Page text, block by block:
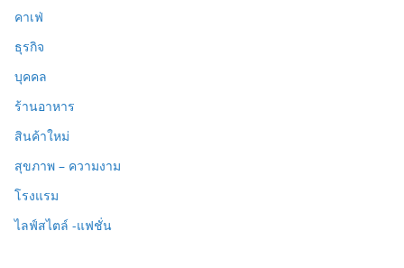
คาเฟ่
ธุรกิจ
บุคคล
ร้านอาหาร
สินค้าใหม่
สุขภาพ – ความงาม
โรงแรม
ไลฟ์สไตล์ -แฟชั่น